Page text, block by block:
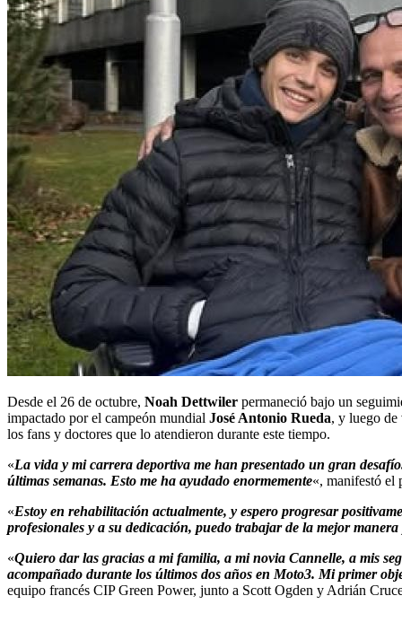
Desde el 26 de octubre, Noah Dettwiler permaneció bajo un
impactado por el campeón mundial José Antonio Rueda, y luego de
los fans y doctores que lo atendieron durante este tiempo.
«La vida y mi carrera deportiva me han presentado un gran
últimas semanas. Esto me ha ayudado enormemente«, manifestó el
«Estoy en rehabilitación actualmente, y espero progresar
profesionales y a su dedicación, puedo trabajar de la mejor
«Quiero dar las gracias a mi familia, a mi novia Cannelle, a mis
acompañado durante los últimos dos años en Moto3. Mi primer
equipo francés CIP Green Power, junto a Scott Ogden y Adrián